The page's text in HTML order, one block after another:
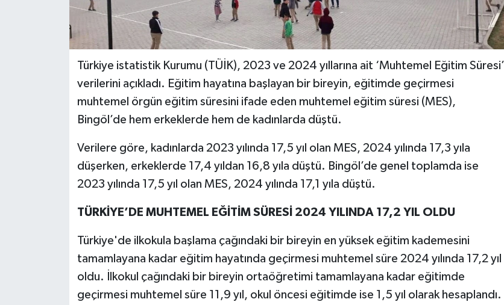
Türkiye istatistik Kurumu (TÜİK), 2023 ve 2024 yıllarına ait ‘Muhtemel Eğitim Süresi’
verilerini açıkladı. Eğitim hayatına başlayan bir bireyin, eğitimde geçirmesi
muhtemel örgün eğitim süresini ifade eden muhtemel eğitim süresi (MES),
Bingöl’de hem erkeklerde hem de kadınlarda düştü.
Verilere göre, kadınlarda 2023 yılında 17,5 yıl olan MES, 2024 yılında 17,3 yıla
düşerken, erkeklerde 17,4 yıldan 16,8 yıla düştü. Bingöl’de genel toplamda ise
2023 yılında 17,5 yıl olan MES, 2024 yılında 17,1 yıla düştü.
TÜRKİYE’DE MUHTEMEL EĞİTİM SÜRESİ 2024 YILINDA 17,2 YIL OLDU
Türkiye'de ilkokula başlama çağındaki bir bireyin en yüksek eğitim kademesini
tamamlayana kadar eğitim hayatında geçirmesi muhtemel süre 2024 yılında 17,2 yıl
oldu. İlkokul çağındaki bir bireyin ortaöğretimi tamamlayana kadar eğitimde
geçirmesi muhtemel süre 11,9 yıl, okul öncesi eğitimde ise 1,5 yıl olarak hesaplandı.
SOLHAN
YAYLADERE